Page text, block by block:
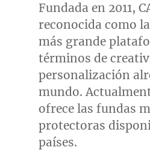
Fundada en 2011,
reconocida como
más grande
términos de
personalización
mundo.
ofrece las fundas
protectoras
países.